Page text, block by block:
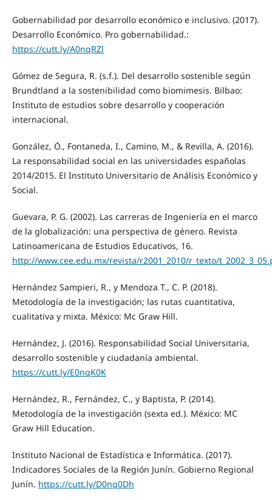
Gobernabilidad por desarrollo económico e inclusivo. (2017).
Desarrollo Económico. Pro gobernabilidad.:
https://cutt.ly/A0nqRZl
Gómez de Segura, R. (s.f.). Del desarrollo sostenible según
Brundtland a la sostenibilidad como biomimesis. Bilbao:
Instituto de estudios sobre desarrollo y cooperación
internacional.
González, Ó., Fontaneda, I., Camino, M., & Revilla, A. (2016).
La responsabilidad social en las universidades españolas
2014/2015. El Instituto Universitario de Análisis Económico y
Social.
Guevara, P. G. (2002). Las carreras de Ingeniería en el marco
de la globalización: una perspectiva de género. Revista
Latinoamericana de Estudios Educativos, 16.
http://www.cee.edu.mx/revista/r2001_2010/r_texto/
Hernández Sampieri, R., y Mendoza T., C. P. (2018).
Metodología de la investigación; las rutas cuantitativa,
cualitativa y mixta. México: Mc Graw Hill.
Hernández, J. (2016). Responsabilidad Social Universitaria,
desarrollo sostenible y ciudadanía ambiental.
https://cutt.ly/E0nqK0K
Hernández, R., Fernández, C., y Baptista, P. (2014).
Metodología de la investigación (sexta ed.). México: MC
Graw Hill Education.
Instituto Nacional de Estadística e Informática. (2017).
Indicadores Sociales de la Región Junín. Gobierno Regional
Junín. https://cutt.ly/D0nq0Dh